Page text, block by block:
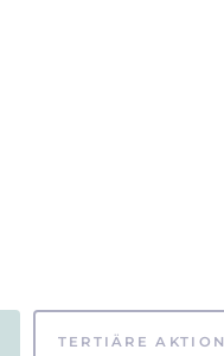
TERTIÄRE AKTION